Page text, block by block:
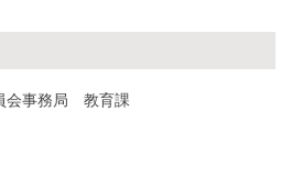
会事務局 教育課